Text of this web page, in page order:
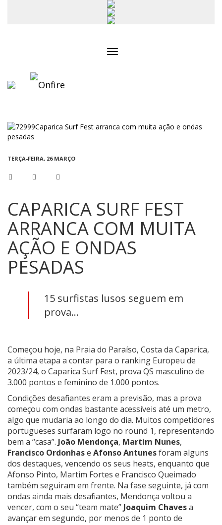
TERÇA-FEIRA, 26 MARÇO
CAPARICA SURF FEST
ARRANCA COM MUITA
AÇÃO E ONDAS
PESADAS
15 surfistas lusos seguem em
prova...
Começou hoje, na Praia do Paraíso, Costa da Caparica,
a última etapa a contar para o ranking Europeu de
2023/24, o Caparica Surf Fest, prova QS masculino de
3.000 pontos e feminino de 1.000 pontos.
Condições desafiantes eram a previsão, mas a prova
começou com ondas bastante acessíveis até um metro,
algo que mudaria ao longo do dia. Muitos competidores
portugueses surfaram logo no round 1, representando
bem a “casa”. João Mendonça, Martim Nunes,
Francisco Ordonhase Afonso Antunesforam alguns
dos destaques, vencendo os seus heats, enquanto que
Afonso Pinto, Martim Fortes e Francisco Queimado
também seguiram em frente. Na fase seguinte, já com
ondas ainda mais desafiantes, Mendonça voltou a
vencer, com o seu “team mate” Joaquim Chavesa
avançar em segundo, por menos de 1 ponto de